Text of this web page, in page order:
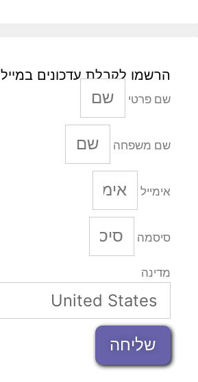
הרשמו לקבלת עדכונים במייל
שם פרטי
שם משפחה
אימייל
סיסמה
מדינה
שליחה